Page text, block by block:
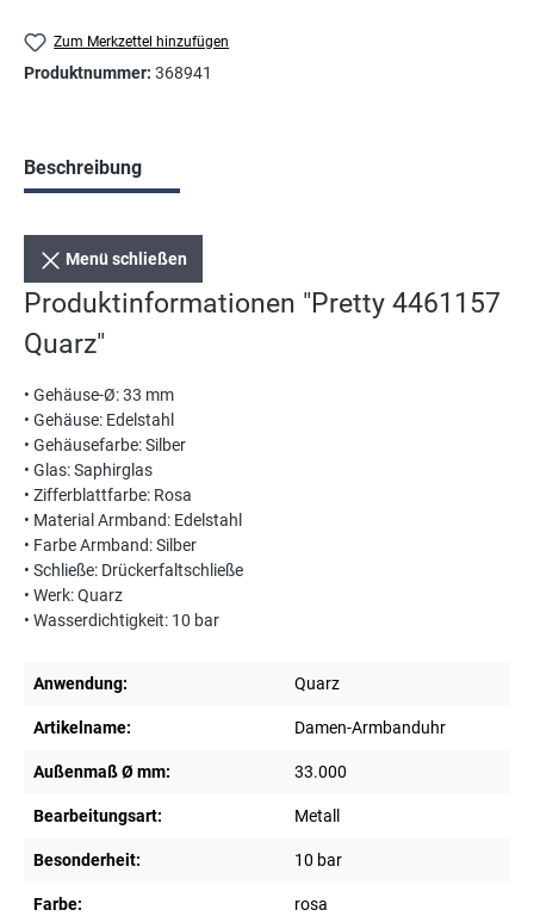
Zum Merkzettel hinzufügen
Produktnummer: 368941
Beschreibung
Menü schließen
Produktinformationen "Pretty 4461157
Quarz"
• Gehäuse-Ø: 33 mm
• Gehäuse: Edelstahl
• Gehäusefarbe: Silber
• Glas: Saphirglas
• Zifferblattfarbe: Rosa
• Material Armband: Edelstahl
• Farbe Armband: Silber
• Schließe: Drückerfaltschließe
• Werk: Quarz
• Wasserdichtigkeit: 10 bar
Anwendung: Quarz
Artikelname: Damen-Armbanduhr
Außenmaß Ø mm: 33.000
Bearbeitungsart: Metall
Besonderheit: 10 bar
Farbe: rosa